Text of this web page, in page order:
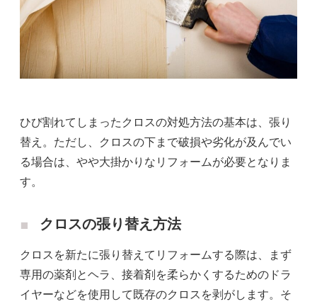
ひび割れてしまったクロスの対処方法の基本は、張り
替え。ただし、クロスの下まで破損や劣化が及んでい
る場合は、やや大掛かりなリフォームが必要となりま
す。
クロスの張り替え方法
クロスを新たに張り替えてリフォームする際は、まず
専用の薬剤とヘラ、接着剤を柔らかくするためのドラ
イヤーなどを使用して既存のクロスを剥がします。そ